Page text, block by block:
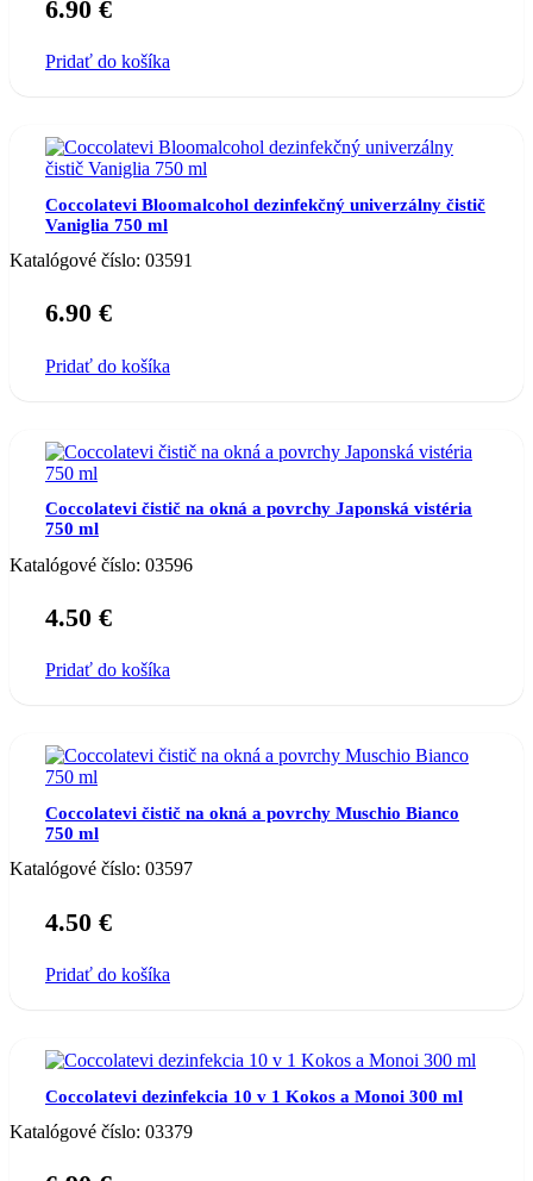
6.90 €
Pridať do košíka
Coccolatevi Bloomalcohol dezinfekčný univerzálny čistič
Vaniglia 750 ml
Katalógové číslo: 03591
6.90 €
Pridať do košíka
Coccolatevi čistič na okná a povrchy Japonská vistéria
750 ml
Katalógové číslo: 03596
4.50 €
Pridať do košíka
Coccolatevi čistič na okná a povrchy Muschio Bianco
750 ml
Katalógové číslo: 03597
4.50 €
Pridať do košíka
Coccolatevi dezinfekcia 10 v 1 Kokos a Monoi 300 ml
Katalógové číslo: 03379